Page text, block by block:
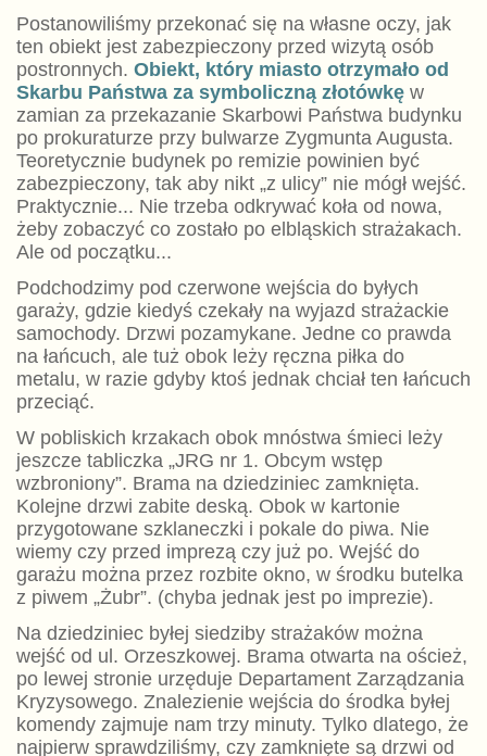
Postanowiliśmy przekonać się na własne oczy, jak
ten obiekt jest zabezpieczony przed wizytą osób
postronnych. Obiekt, który miasto otrzymało od
Skarbu Państwa za symboliczną złotówkęw
zamian za przekazanie Skarbowi Państwa budynku
po prokuraturze przy bulwarze Zygmunta Augusta.
Teoretycznie budynek po remizie powinien być
zabezpieczony, tak aby nikt „z ulicy” nie mógł wejść.
Praktycznie... Nie trzeba odkrywać koła od nowa,
żeby zobaczyć co zostało po elbląskich strażakach.
Ale od początku...
Podchodzimy pod czerwone wejścia do byłych
garaży, gdzie kiedyś czekały na wyjazd strażackie
samochody. Drzwi pozamykane. Jedne co prawda
na łańcuch, ale tuż obok leży ręczna piłka do
metalu, w razie gdyby ktoś jednak chciał ten łańcuch
przeciąć.
W pobliskich krzakach obok mnóstwa śmieci leży
jeszcze tabliczka „JRG nr 1. Obcym wstęp
wzbroniony”. Brama na dziedziniec zamknięta.
Kolejne drzwi zabite deską. Obok w kartonie
przygotowane szklaneczki i pokale do piwa. Nie
wiemy czy przed imprezą czy już po. Wejść do
garażu można przez rozbite okno, w środku butelka
z piwem „Żubr”. (chyba jednak jest po imprezie).
Na dziedziniec byłej siedziby strażaków można
wejść od ul. Orzeszkowej. Brama otwarta na oścież,
po lewej stronie urzęduje Departament Zarządzania
Kryzysowego. Znalezienie wejścia do środka byłej
komendy zajmuje nam trzy minuty. Tylko dlatego, że
najpierw sprawdziliśmy, czy zamknięte są drzwi od